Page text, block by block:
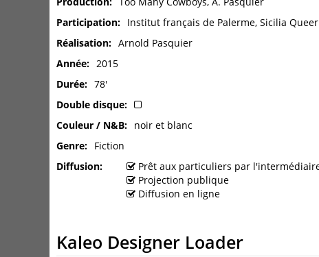
Participation
Institut français de Palerme, Sicilia
Réalisation
Arnold Pasquier
Année
2015
Durée
78'
Double disque
Couleur / N&B
noir et blanc
Genre
Fiction
Diffusion
Prêt aux particuliers par
Projection publique
Diffusion en ligne
Kaleo Designer Loader